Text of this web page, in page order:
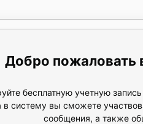
бесплатную учетную
в систему вы сможете
сообщения, а также